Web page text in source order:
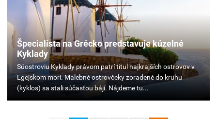
Špecialista na Grécko predstavuje kúzelné
Kyklady
Súostroviu
Kyklady
právom